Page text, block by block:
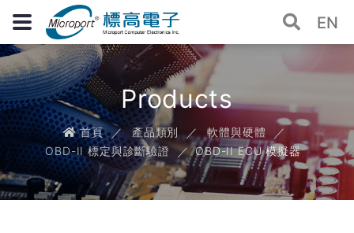
EN
Products
首頁 產品類別
軟體與硬體
OBD-II 標定與診斷驗證
OBD-II ECU 模擬器